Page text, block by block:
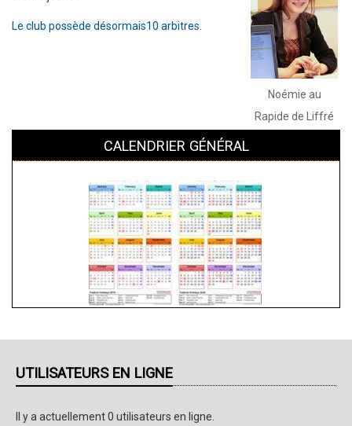
Noémie au
Rapide de Liffré
Le club possède désormais10 arbitres.
CALENDRIER GÉNÉRAL
UTILISATEURS EN LIGNE
Il y a actuellement 0 utilisateurs en ligne.